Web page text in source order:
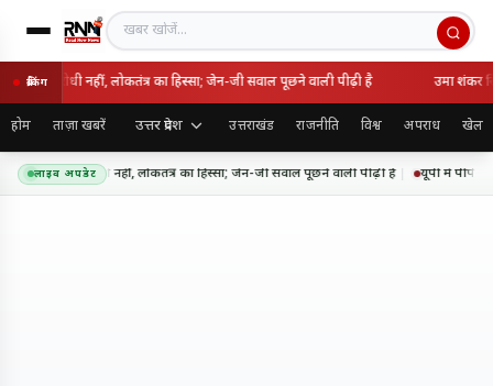
खबर खोजें
ब्रेकिंग
राष्ट्रविरोधी नहीं, लोकतंत्र का हिस्सा; जेन-जी सवाल पूछने वाली पीढ़ी है उमा शंकर
होम ताज़ा खबरें उत्तर प्रदेश उत्तराखंड राजनीति विश्व अपराध खेल
लाइव अपडेट
आंदोलन राष्ट्रविरोधी नहीं, लोकतंत्र का हिस्सा; जेन-जी सवाल पूछने वाली पीढ़ी है यूपी में